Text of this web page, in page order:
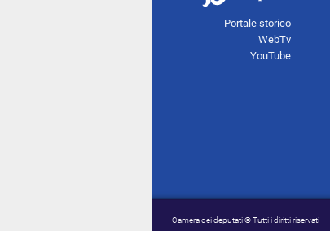
Portale storico
WebTv
YouTube
Camera dei deputati © Tutti i diritti riservati